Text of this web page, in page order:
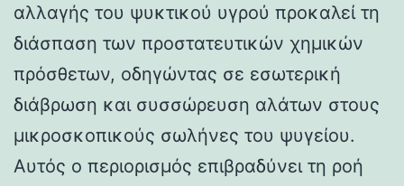
αλλαγής του ψυκτικού υγρού προκαλεί τη
διάσπαση των προστατευτικών χημικών
πρόσθετων, οδηγώντας σε εσωτερική
διάβρωση και συσσώρευση αλάτων στους
μικροσκοπικούς σωλήνες του ψυγείου.
Αυτός ο περιορισμός επιβραδύνει τη ροή